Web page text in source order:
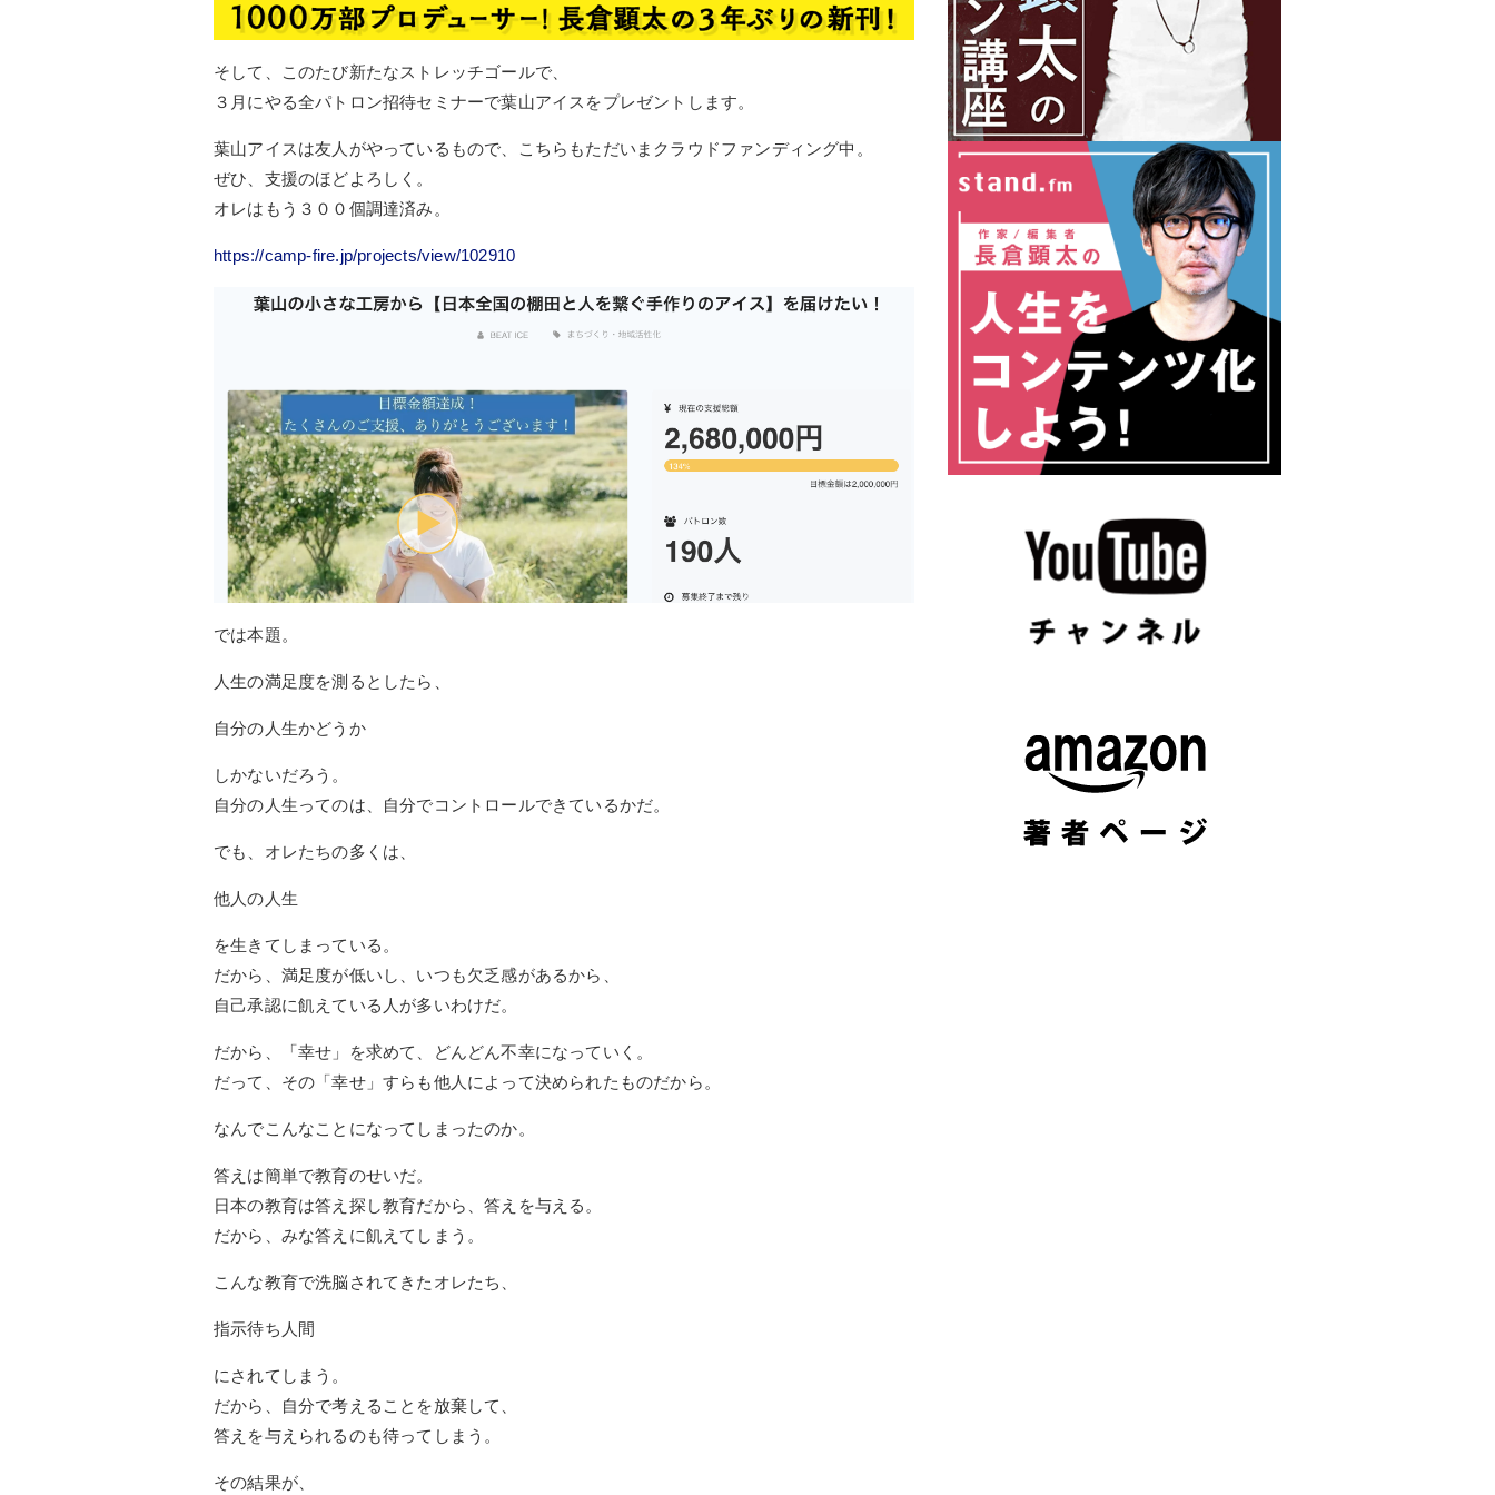
そして、このたび新たなストレッチゴールで、
３月にやる全パトロン招待セミナーで葉山アイスをプレゼントします。
葉山アイスは友人がやっているもので、こちらもただいまクラウドファンディング中。
ぜひ、支援のほどよろしく。
オレはもう３００個調達済み。
https://camp-fire.jp/projects/view/102910
では本題。
人生の満足度を測るとしたら、
自分の人生かどうか
しかないだろう。
自分の人生ってのは、自分でコントロールできているかだ。
でも、オレたちの多くは、
他人の人生
を生きてしまっている。
だから、満足度が低いし、いつも欠乏感があるから、
自己承認に飢えている人が多いわけだ。
だから、「幸せ」を求めて、どんどん不幸になっていく。
だって、その「幸せ」すらも他人によって決められたものだから。
なんでこんなことになってしまったのか。
答えは簡単で教育のせいだ。
日本の教育は答え探し教育だから、答えを与える。
だから、みな答えに飢えてしまう。
こんな教育で洗脳されてきたオレたち、
指示待ち人間
にされてしまう。
だから、自分で考えることを放棄して、
答えを与えられるのも待ってしまう。
その結果が、